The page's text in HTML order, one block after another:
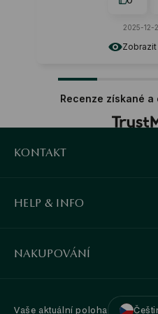
2025-12-
Recenze získané
KONTAKT
HELP & INFO
NAKUPOVÁNÍ
Vaše aktuální poloha